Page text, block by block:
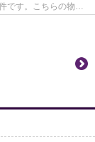
です。こちらの物件